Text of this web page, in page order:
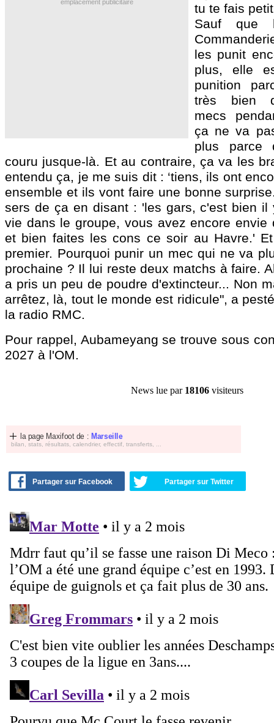
emplacement publicitaire
tu te fais
Sauf
les punit
plus, elle
punition
très bien
mecs
ça ne va
plus parce
couru jusque-là. Et au contraire, ça va les
entendu ça, je me suis dit : ‘tiens, ils ont
ensemble et ils vont faire une bonne
sers de ça en disant : 'les gars, c'est bien il
vie dans le groupe, vous avez encore envie
et bien faites les cons ce soir au Havre.'
premier. Pourquoi punir un mec qui ne va
prochaine ? Il lui reste deux matchs à faire.
a pris un peu de poudre d'extincteur... Non
arrêtez, là, tout le monde est ridicule", a
la radio RMC.
Pour rappel, Aubameyang se trouve sous
2027 à l'OM.
News lue par 18106 visiteurs
la page Maxifoot de : Marseille
bilan, stats, résultats, calendrier, effectif, transferts, ...
Partager sur Facebook Partager sur Twitter